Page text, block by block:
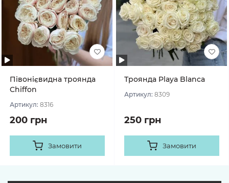
Півонієвидна троянда
Chiffon
Артикул: 8316
200 грн
Замовити
Троянда Playa Blanca
Артикул: 8309
250 грн
Замовити